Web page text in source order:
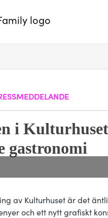
i
gastronomi
av Kulturhuset är det
och ett nytt grafiskt